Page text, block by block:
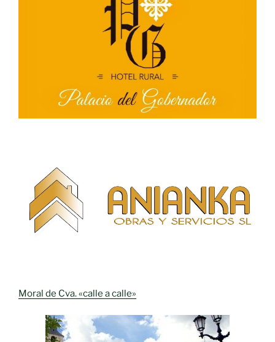
Moral de Cva. «calle a calle»